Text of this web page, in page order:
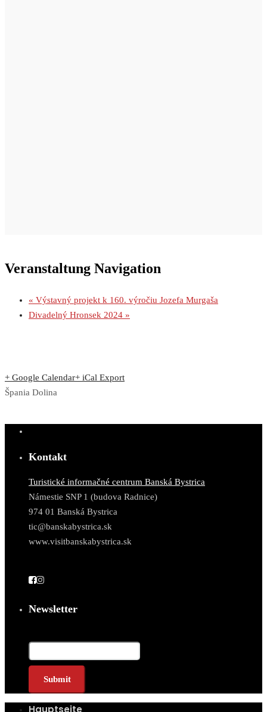
Veranstaltung Navigation
« Výstavný projekt k 160. výročiu Jozefa Murgaša
Divadelný Hronsek 2024 »
+ Google Calendar+ iCal Export
Špania Dolina
Kontakt
Turistické informačné centrum Banská Bystrica
Námestie SNP 1 (budova Radnice)
974 01 Banská Bystrica
tic@banskabystrica.sk
www.visitbanskabystrica.sk
Newsletter
Hauptseite